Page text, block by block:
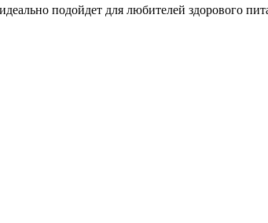
подойдет для любителей здорового